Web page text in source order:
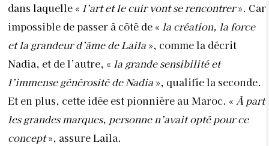
dans laquelle « l’art et le cuir vont se rencontrer». Car
impossible de passer à côté de « la création, la force
et la grandeur d’âme de Laila », comme la décrit
Nadia, et de l’autre, « la grande sensibilité et
l’immense générosité de Nadia », qualifie la seconde.
Et en plus, cette idée est pionnière au Maroc. « À part
les grandes marques, personne n’avait opté pour ce
concept», assure Laila.